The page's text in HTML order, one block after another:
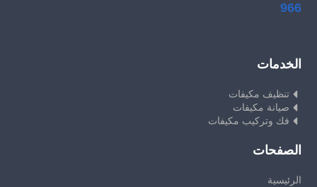
966
الخدمات
تنظيف مكيفات
صيانة مكيفات
فك وتركيب مكيفات
الصفحات
الرئيسية